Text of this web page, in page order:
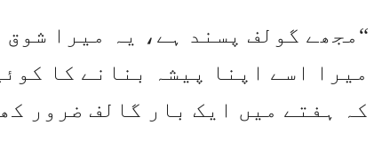
“مجھے گولف پسند ہے، یہ میرا
میرا اسے اپنا پیشہ بنانے کا
کہ ہفتے میں ایک بار گالف ضرور